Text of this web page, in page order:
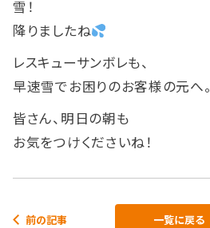
雪！
降りましたね
レスキューサンボレも、
早速雪でお困りのお客様の元へ。
皆さん、明日の朝も
お気をつけくださいね！
前の記事 一覧に戻る